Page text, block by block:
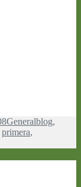
Categorías
GeneralEtiquetas
blog,
primera,